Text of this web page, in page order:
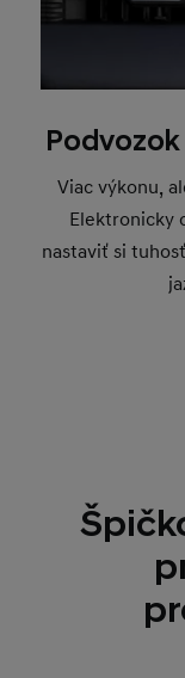
Viac výkonu,
Elektronicky
nastaviť si